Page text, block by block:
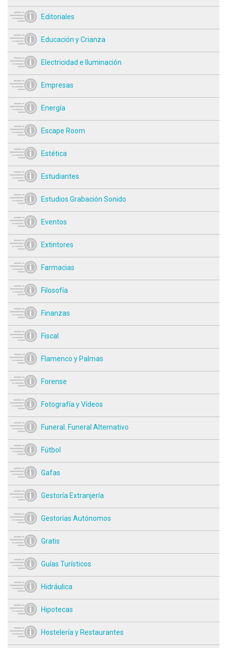
Editoriales
Educación y Crianza
Electricidad e Iluminación
Empresas
Energía
Escape Room
Estética
Estudiantes
Estudios Grabación Sonido
Eventos
Extintores
Farmacias
Filosofía
Finanzas
Fiscal
Flamenco y Palmas
Forense
Fotografía y Vídeos
Funeral. Funeral Alternativo
Fútbol
Gafas
Gestoría Extranjería
Gestorías Autónomos
Gratis
Guías Turísticos
Hidráulica
Hipotecas
Hostelería y Restaurantes